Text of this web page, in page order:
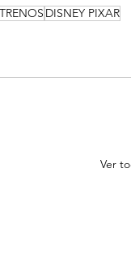
DISNEY PIXAR
Ver